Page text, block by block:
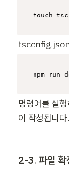
touch
tsconfig.json
npm run
명령어를 실
이 작성됩니다.
2-3. 파일 확